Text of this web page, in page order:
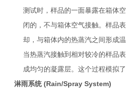
测试时，样品的一面暴露在箱体
闭的，不与箱体空气接触。样品
却，与箱体内的热蒸汽之间形成温
当热蒸汽接触到相对较冷的样品
成均匀的凝露层。这个过程模拟
淋雨系统 (Rain/Spray System)